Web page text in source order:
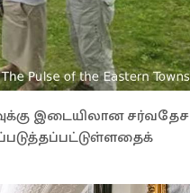
இடையிலான சர்வதேச